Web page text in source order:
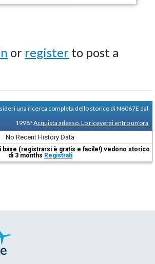
or register to post a
una ricerca completa dello storico di N6067E dal
1998?Acquista adesso. Lo riceverai entro un'ora
No Recent History Data
base (registrarsi è gratis e facile!) vedono storico
di 3 months Registrati